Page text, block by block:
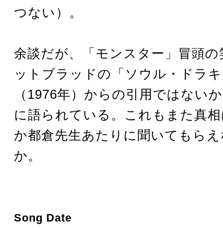
つない）。
余談だが、「モンスター」冒頭
ットブラッドの「ソウル・ドラ
（1976年）からの引用ではない
に語られている。これもまた真
か都倉先生あたりに聞いてもら
か。
Song Date